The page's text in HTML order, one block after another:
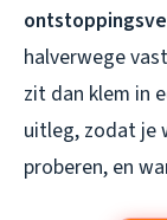
halverwege
zit dan klem in
uitleg, zodat je
proberen, en